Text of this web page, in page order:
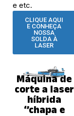
e etc.
CLIQUE AQUI
E CONHEÇA
NOSSA
SOLDA À
LASER
Máquina de
corte a laser
híbrida
‘’chapa e